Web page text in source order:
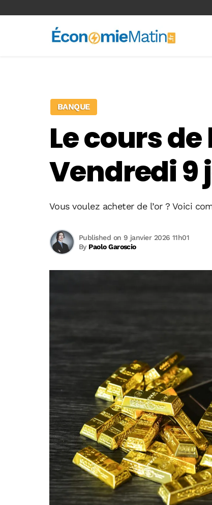
BANQUE
Le cours
Vendredi 9
Vous voulez acheter de l’or ? Voici
By Paolo Garoscio
Published on 9 janvier 2026 11h01